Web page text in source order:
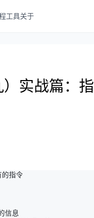
工具关于
）实战篇：
指令
信息